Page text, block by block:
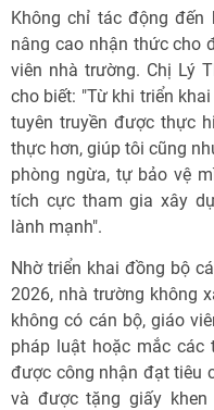
Không chỉ tác động đến
nâng cao nhận thức cho
viên nhà trường. Chị Lý
cho biết: "Từ khi triển
tuyên truyền được thực
thực hơn, giúp tôi cũng
phòng ngừa, tự bảo vệ
tích cực tham gia xây
lành mạnh".
Nhờ triển khai đồng bộ
2026, nhà trường không
không có cán bộ, giáo
pháp luật hoặc mắc các
được công nhận đạt tiêu
và được tặng giấy